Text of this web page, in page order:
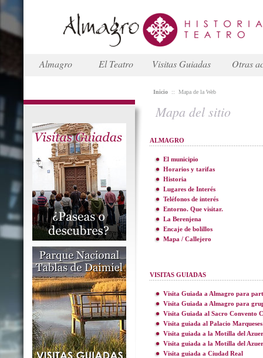
Almagro El Teatro Visitas Guiadas Otras
Inicio :: Mapa de la Web
Mapa del sitio
ALMAGRO
El municipio
Horarios y tarifas
Historia
Lugares de Interés
Teléfonos de interés
Entorno. Que visitar.
La Berenjena
Encaje de bolillos
Mapa / Callejero
VISITAS GUIADAS
Visita Guiada a Almagro para
Visita Guiada a Almagro para
Visita Guiada al Sacro Convento
Visita guiada al Palacio
Visita guiada a la Motilla del
Visita guiada a la Motilla del
Visita guiada a Ciudad Real